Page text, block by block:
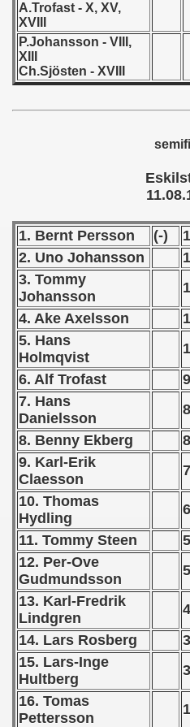
A.Trofast - X, XV,
XVIII
P.Johansson - VIII,
XIII
Ch.Sjösten - XVIII
1. Bernt Persson (-)
2. Uno Johansson
3. Tommy
Johansson
4. Ake Axelsson
5. Hans
Holmqvist
6. Alf Trofast
9
7. Hans
Danielsson
8
8. Benny Ekberg
8
9. Karl-Erik
Claesson
7
10. Thomas
Hydling
6
11. Tommy Steen
5
12. Per-Ove
Gudmundsson
5
13. Karl-Fredrik
Lindgren
4
14. Lars Rosberg
3
15. Lars-Inge
Hultberg
3
16. Tomas
Pettersson
1
- 1954
- 1955
- 1960
- 1961
- 1962
- 1963
- 1964
- 1965
- 1966
- 1967
- 1968
- 1969
- 1970